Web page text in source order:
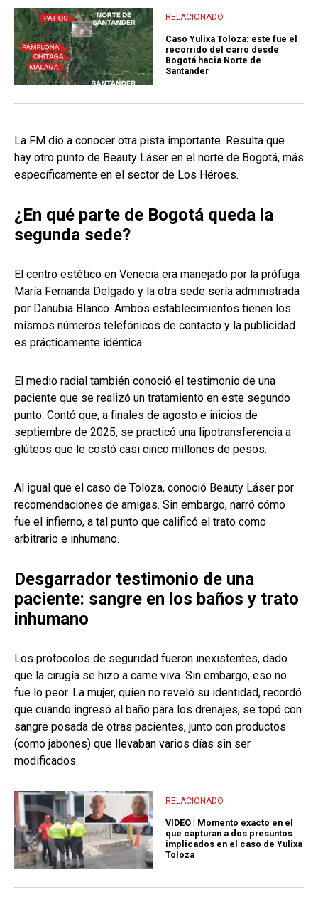
RELACIONADO
Caso Yulixa Toloza: este fue el
recorrido del carro desde
Bogotá hacia Norte de
Santander
La FM dio a conocer otra pista importante. Resulta que
hay otro punto de Beauty Láser en el norte de Bogotá, más
específicamente en el sector de Los Héroes.
¿En qué parte de Bogotá queda la
segunda sede?
El centro estético en Venecia era manejado por la prófuga
María Fernanda Delgado y la otra sede sería administrada
por Danubia Blanco. Ambos establecimientos tienen los
mismos números telefónicos de contacto y la publicidad
es prácticamente idéntica.
El medio radial también conoció el testimonio de una
paciente que se realizó un tratamiento en este segundo
punto. Contó que, a finales de agosto e inicios de
septiembre de 2025, se practicó una lipotransferencia a
glúteos que le costó casi cinco millones de pesos.
Al igual que el caso de Toloza, conoció Beauty Láser por
recomendaciones de amigas. Sin embargo, narró cómo
fue el infierno, a tal punto que calificó el trato como
arbitrario e inhumano.
Desgarrador testimonio de una
paciente: sangre en los baños y trato
inhumano
Los protocolos de seguridad fueron inexistentes, dado
que la cirugía se hizo a carne viva. Sin embargo, eso no
fue lo peor. La mujer, quien no reveló su identidad, recordó
que cuando ingresó al baño para los drenajes, se topó con
sangre posada de otras pacientes, junto con productos
(como jabones) que llevaban varios días sin ser
modificados.
RELACIONADO
VIDEO | Momento exacto en el
que capturan a dos presuntos
implicados en el caso de Yulixa
Toloza